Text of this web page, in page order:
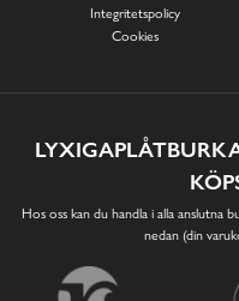
Integritetspolicy
Cookies
Hos oss kan du handla i alla anslutna
nedan (din